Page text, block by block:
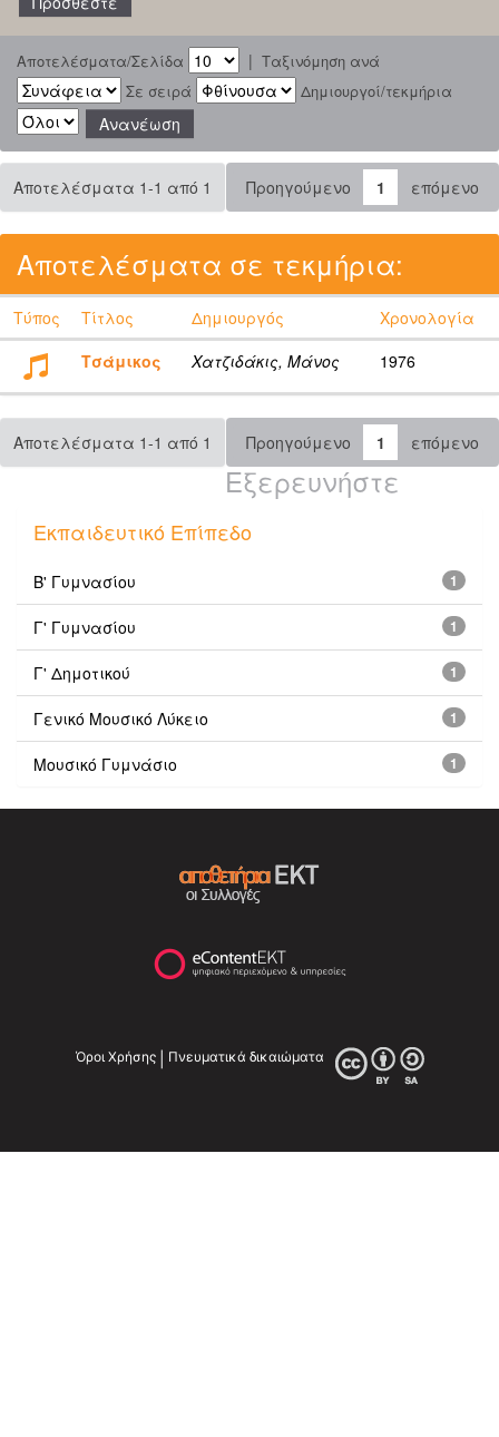
Αποτελέσματα/Σελίδα | Ταξινόμηση ανά
Σε σειρά
Δημιουργοί/τεκμήρια
Αποτελέσματα 1-1 από 1 Προηγούμενο 1 επόμενο
Αποτελέσματα σε τεκμήρια:
Τύπος Τίτλος Δημιουργός
Χρονολογία
Τσάμικος
Χατζιδάκις, Μάνος 1976
Αποτελέσματα 1-1 από 1 Προηγούμενο 1 επόμενο
Εξερευνήστε
Εκπαιδευτικό Επίπεδο
1
Β' Γυμνασίου
1
Γ' Γυμνασίου
1
Γ' Δημοτικού
1
Γενικό Μουσικό Λύκειο
1
Μουσικό Γυμνάσιο